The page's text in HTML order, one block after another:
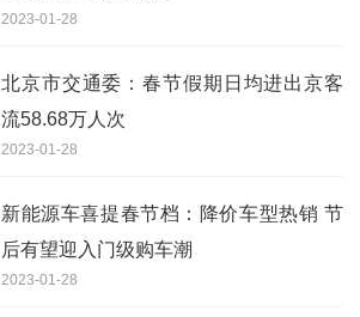
2023-01-28
北京市交通委：春节假期日均进出京客
流58.68万人次
2023-01-28
新能源车喜提春节档：降价车型热销 节
后有望迎入门级购车潮
2023-01-28